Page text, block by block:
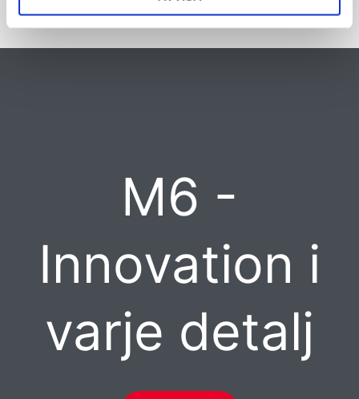
M6 -
Innovation i
varje detalj